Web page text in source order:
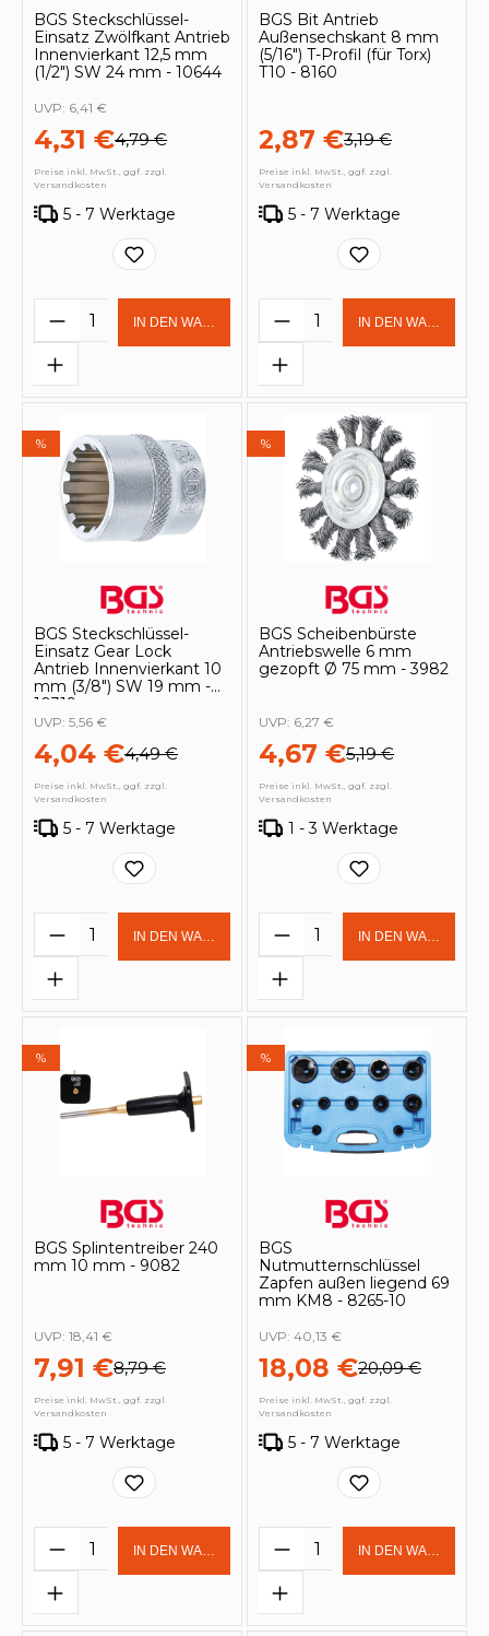
BGS Steckschlüssel-
Einsatz Zwölfkant Antrieb
Innenvierkant 12,5 mm
(1/2") SW 24 mm - 10644
4,31 €4,79 €
UVP: 6,41 €
Preise inkl. MwSt., ggf. zzgl.
Versandkosten
5 - 7 Werktage
Produkt Anzahl: Gib den
IN DEN WARENKORB
BGS Bit Antrieb
Außensechskant 8 mm
(5/16") T-Profil (für Torx)
T10 - 8160
2,87 €3,19 €
Preise inkl. MwSt., ggf. zzgl.
Versandkosten
5 - 7 Werktage
Produkt Anzahl:
IN DEN
%
BGS Steckschlüssel-
Einsatz Gear Lock
Antrieb Innenvierkant 10
mm (3/8") SW 19 mm -
10319
4,04 €4,49 €
UVP: 5,56 €
Preise inkl. MwSt., ggf. zzgl.
Versandkosten
5 - 7 Werktage
Produkt Anzahl: Gib den
IN DEN WARENKORB
%
BGS Scheibenbürste
Antriebswelle 6 mm
gezopft Ø 75 mm - 3982
4,67 €5,19 €
UVP: 6,27 €
Preise inkl. MwSt., ggf. zzgl.
Versandkosten
1 - 3 Werktage
Produkt Anzahl:
IN DEN
%
BGS Splintentreiber 240
mm 10 mm - 9082
7,91 €8,79 €
UVP: 18,41 €
Preise inkl. MwSt., ggf. zzgl.
Versandkosten
5 - 7 Werktage
Produkt Anzahl: Gib den
IN DEN WARENKORB
%
BGS
Nutmutternschlüssel
Zapfen außen liegend 69
mm KM8 - 8265-10
18,08 €20,09 €
UVP: 40,13 €
Preise inkl. MwSt., ggf. zzgl.
Versandkosten
5 - 7 Werktage
Produkt Anzahl:
IN DEN